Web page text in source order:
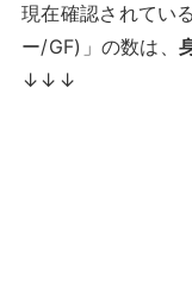
現在確認されてい
ー/GF)」の数は、
↓↓↓